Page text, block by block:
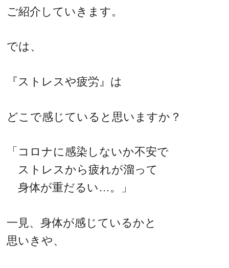
ご紹介していきます。
では、
『ストレスや疲労』は
どこで感じていると思いますか？
「コロナに感染しないか不安で
ストレスから疲れが溜って
身体が重だるい…。」
一見、身体が感じているかと
思いきや、